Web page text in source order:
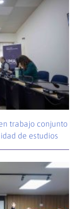
trabajo conjunto
de estudios